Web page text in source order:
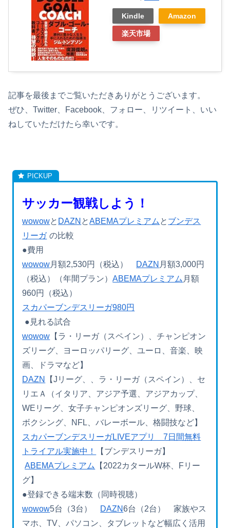
Kindle Amazon
楽天市場
記事を最後までご覧いただきありがとうございます。
ぜひ、Twitter、Facebook、フォロー、リツイート、いい
ねしていただけたら幸いです。
サッカー観戦しよう！
wowowと DAZN とABEMAプレミアム と ブンデス
リーガ の比較
●費用
wowow月額2,530円（税込） DAZN 月額3,000円
（税込）（年間プラン）ABEMAプレミアム 月額
960円（税込）
スカパーブンデスリーガ980円
●見れる試合
wowow 【ラ・リーガ（スペイン）、チャンピオン
ズリーグ、ヨーロッパリーグ、ユーロ、音楽、映
画、ドラマなど】
DAZN
【Jリーグ、、ラ・リーガ（スペイン）、セ
リエＡ（イタリア、アジア予選、アジアカップ、
WEリーグ、女子チャンピオンズリーグ、野球、
ボクシング、NFL、バレーボール、格闘技など】
スカパーブンデスリーガLIVEアプリ 7日間無料
トライアル実施中！
【ブンデスリーガ】
ABEMAプレミアム
【2022カタールW杯、Fリー
グ】
●登録できる端末数（同時視聴）
wowow5台（3台） DAZN6台（2台） 家族やス
マホ、TV、パソコン、タブレットなど幅広く活用